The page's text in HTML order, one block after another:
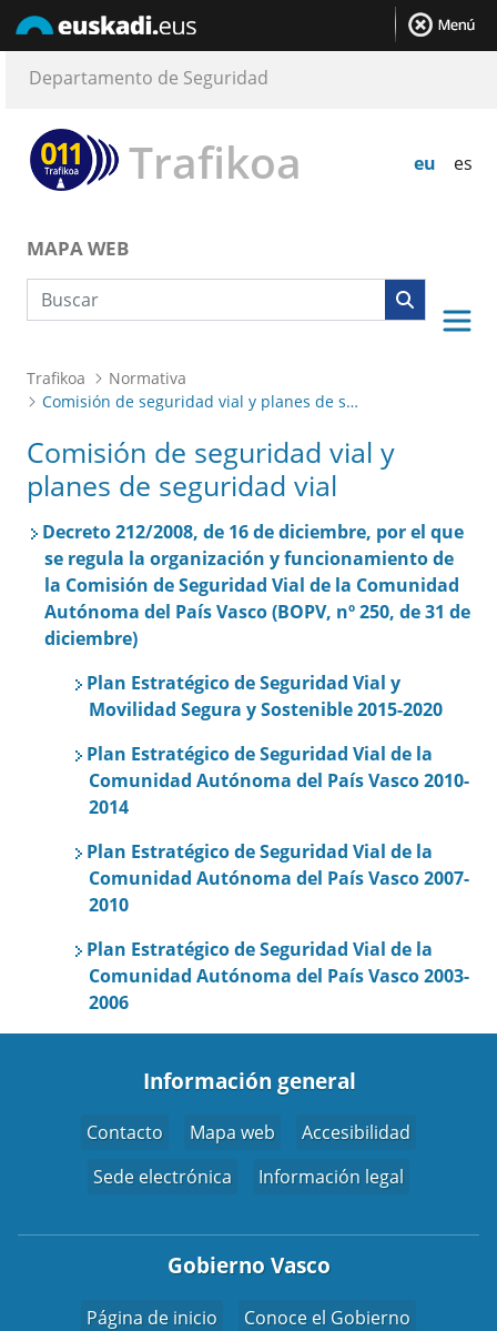
Trafikoa eu es
Departamento de Seguridad
MAPA WEB
Búsqueda web
Trafikoa
Normativa
Comisión de seguridad vial y planes de seguridad vial
Comisión de seguridad vial y
planes de seguridad vial
Decreto 212/2008, de 16 de diciembre, por el que
se regula la organización y funcionamiento de
la Comisión de Seguridad Vial de la Comunidad
Autónoma del País Vasco (BOPV, nº 250, de 31 de
diciembre)
Plan Estratégico de Seguridad Vial y
Movilidad Segura y Sostenible 2015-2020
Plan Estratégico de Seguridad Vial de la
Comunidad Autónoma del País Vasco 2010-
2014
Plan Estratégico de Seguridad Vial de la
Comunidad Autónoma del País Vasco 2007-
2010
Plan Estratégico de Seguridad Vial de la
Comunidad Autónoma del País Vasco 2003-
2006
Información general
Contacto Mapa web
Accesibilidad
Sede electrónica
Información legal
Gobierno Vasco
Página de inicio
Conoce el Gobierno